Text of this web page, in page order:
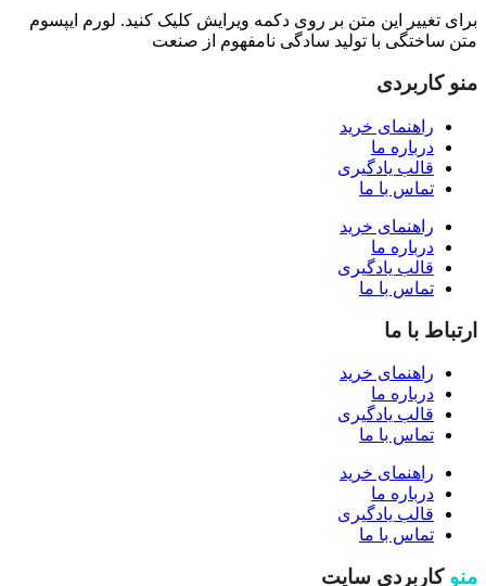
برای تغییر این متن بر روی دکمه ویرایش کلیک کنید. لورم ایپسوم
متن ساختگی با تولید سادگی نامفهوم از صنعت
منو کاربردی
راهنمای خرید
درباره ما
قالب یادگیری
تماس با ما
راهنمای خرید
درباره ما
قالب یادگیری
تماس با ما
ارتباط با ما
راهنمای خرید
درباره ما
قالب یادگیری
تماس با ما
راهنمای خرید
درباره ما
قالب یادگیری
تماس با ما
منو کاربردی سایت